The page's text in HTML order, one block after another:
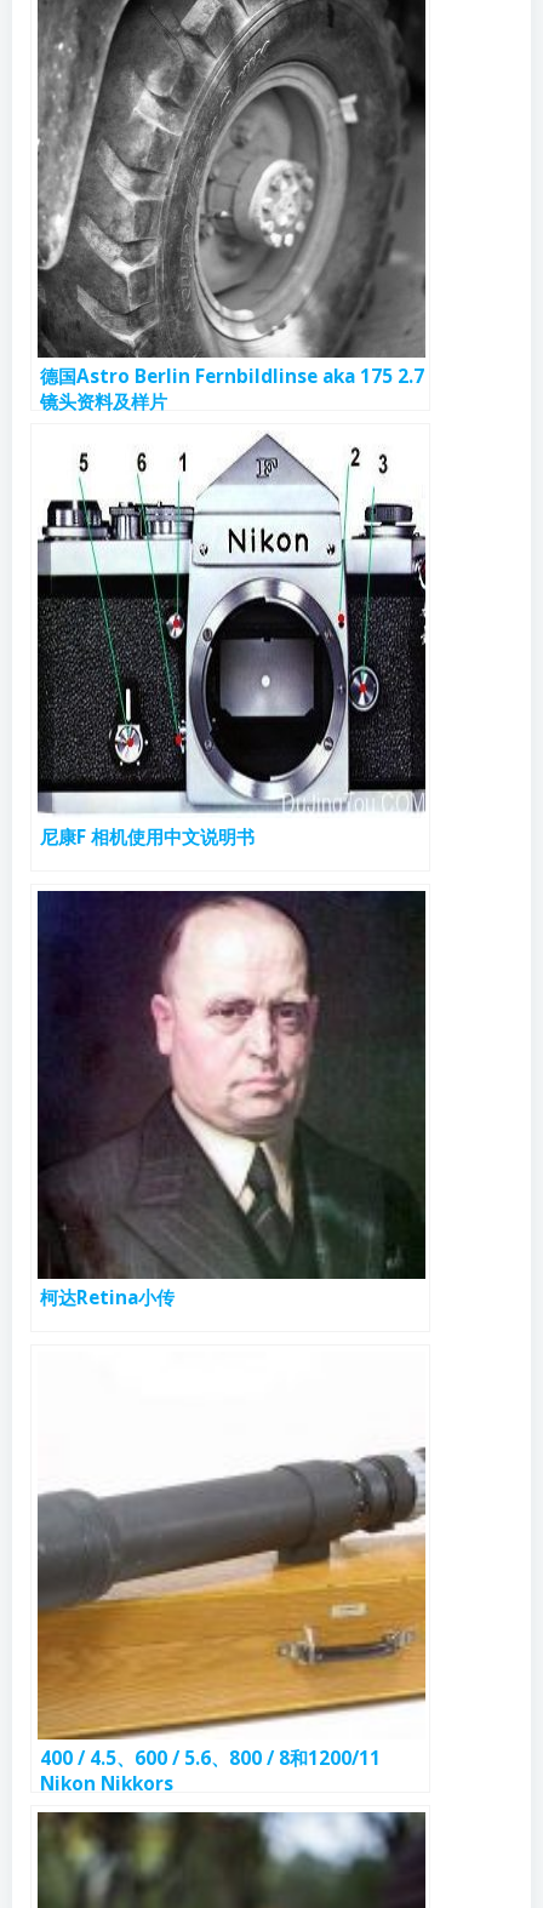
德国Astro Berlin Fernbildlinse aka 175 2.7
镜头资料及样片
尼康F 相机使用中文说明书
柯达Retina小传
400 / 4.5、600 / 5.6、800 / 8和1200/11
Nikon Nikkors